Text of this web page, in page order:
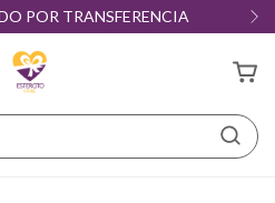
POR TRANSFERENCIA